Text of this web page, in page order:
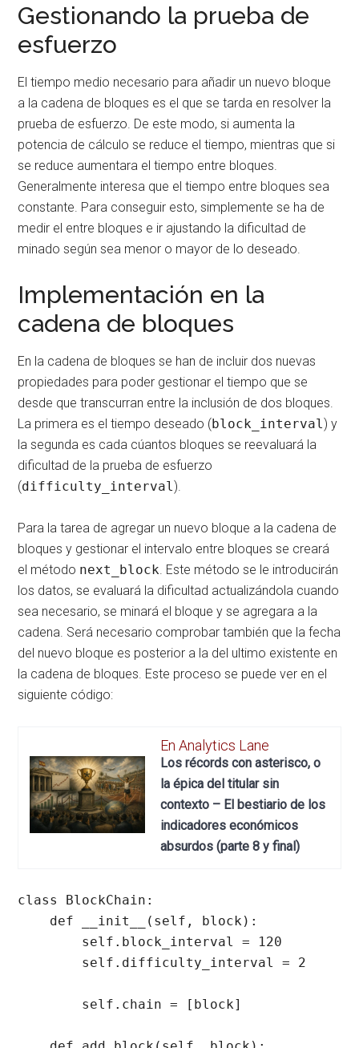
Gestionando la prueba de
esfuerzo
El tiempo medio necesario para añadir un nuevo bloque
a la cadena de bloques es el que se tarda en resolver la
prueba de esfuerzo. De este modo, si aumenta la
potencia de cálculo se reduce el tiempo, mientras que si
se reduce aumentara el tiempo entre bloques.
Generalmente interesa que el tiempo entre bloques sea
constante. Para conseguir esto, simplemente se ha de
medir el entre bloques e ir ajustando la dificultad de
minado según sea menor o mayor de lo deseado.
Implementación en la
cadena de bloques
En la cadena de bloques se han de incluir dos nuevas
propiedades para poder gestionar el tiempo que se
desde que transcurran entre la inclusión de dos bloques.
La primera es el tiempo deseado (block_interval) y
la segunda es cada cúantos bloques se reevaluará la
dificultad de la prueba de esfuerzo
(difficulty_interval).
Para la tarea de agregar un nuevo bloque a la cadena de
bloques y gestionar el intervalo entre bloques se creará
el método next_block . Este método se le introducirán
los datos, se evaluará la dificultad actualizándola cuando
sea necesario, se minará el bloque y se agregara a la
cadena. Será necesario comprobar también que la fecha
del nuevo bloque es posterior a la del ultimo existente en
la cadena de bloques. Este proceso se puede ver en el
siguiente código:
En Analytics Lane
Los récords con asterisco, o
la épica del titular sin
contexto – El bestiario de los
indicadores económicos
absurdos (parte 8 y final)
class BlockChain:
    def __init__(self, block):
        self.block_interval = 120
        self.difficulty_interval = 2
        self.chain = [block]